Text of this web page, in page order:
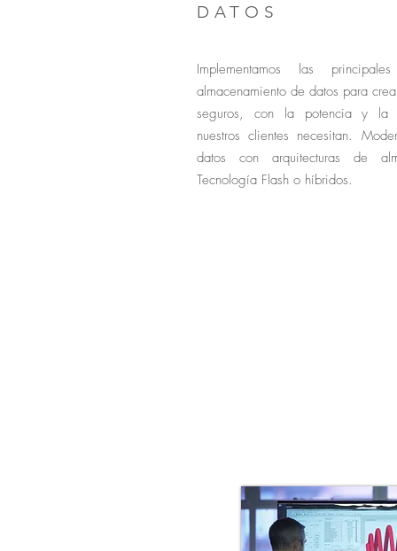
DATOS
Implementamos las
almacenamiento de datos para
seguros, con la potencia y la
nuestros clientes necesitan.
datos con arquitecturas de
Tecnología Flash o híbridos.